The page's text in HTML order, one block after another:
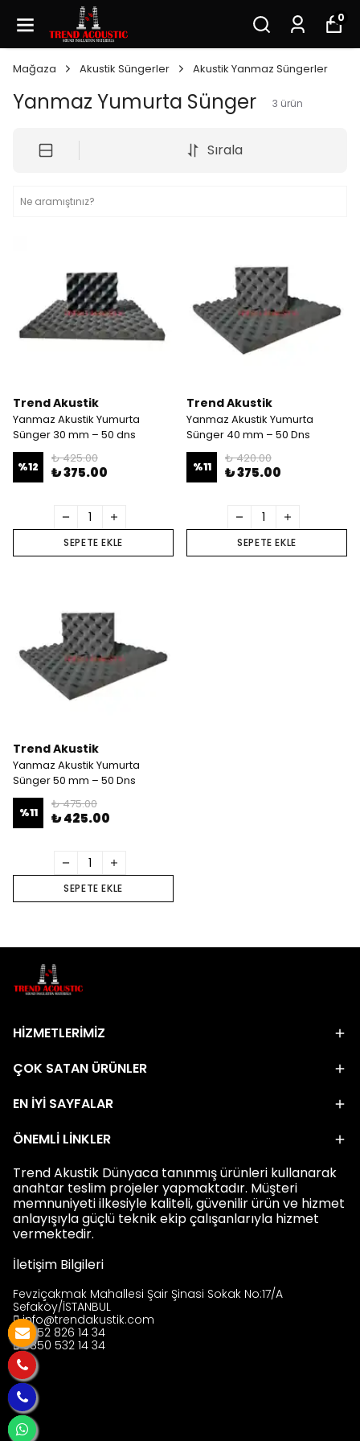
0
Mağaza Akustik Süngerler Akustik Yanmaz Süngerler
Yanmaz Yumurta Sünger 3 ürün
Sırala
Trend Akustik
Yanmaz Akustik Yumurta
Sünger 30 mm – 50 dns
%12
₺ 425.00
₺ 375.00
SEPETE EKLE
Trend Akustik
Yanmaz Akustik Yumurta
Sünger 40 mm – 50 Dns
%11
₺ 420.00
₺ 375.00
SEPETE EKLE
Trend Akustik
Yanmaz Akustik Yumurta
Sünger 50 mm – 50 Dns
%11
₺ 475.00
₺ 425.00
SEPETE EKLE
HİZMETLERİMİZ
ÇOK SATAN ÜRÜNLER
EN İYİ SAYFALAR
ÖNEMLİ LİNKLER
Trend Akustik Dünyaca tanınmış ürünleri kullanarak
anahtar teslim projeler yapmaktadır. Müşteri
memnuniyeti ilkesiyle kaliteli, güvenilir ürün ve hizmet
anlayışıyla güçlü teknik ekip çalışanlarıyla hizmet
vermektedir.
İletişim Bilgileri
Fevziçakmak Mahallesi Şair Şinasi Sokak No:17/A
Sefaköy/İSTANBUL
info@trendakustik.com
0552 826 14 34
0850 532 14 34